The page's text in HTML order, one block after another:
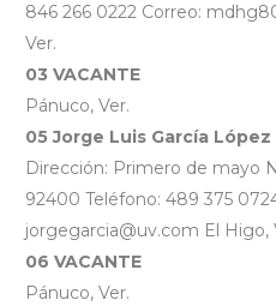
846 266 0222 Correo:
Ver.
03 VACANTE
Pánuco, Ver.
05 Jorge Luis García López
Dirección: Primero de mayo
92400 Teléfono: 489 375
jorgegarcia@uv.com El Higo,
06 VACANTE
Pánuco, Ver.